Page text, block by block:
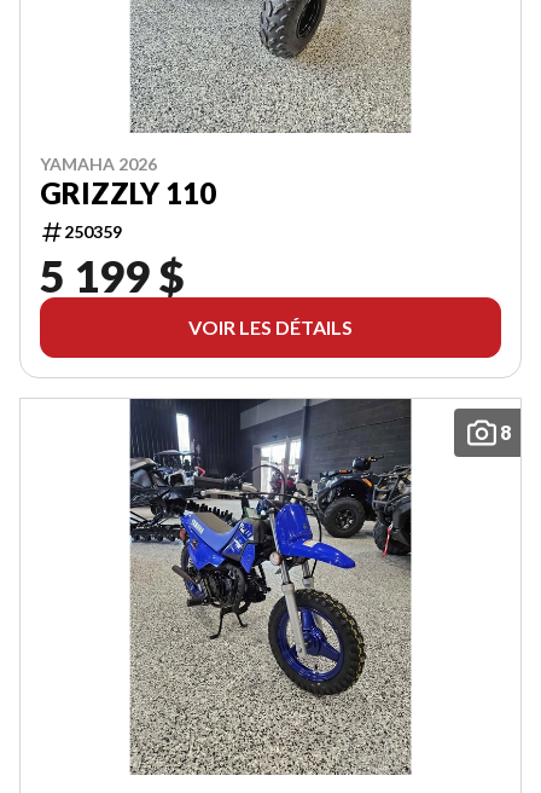
YAMAHA 2026
GRIZZLY 110
250359
5 199 $
VOIR LES DÉTAILS
8